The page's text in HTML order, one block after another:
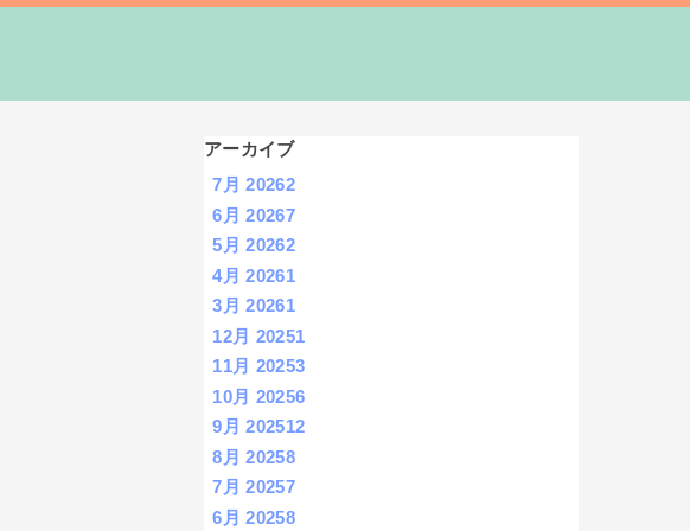
アーカイブ
7月 20262
6月 20267
5月 20262
4月 20261
3月 20261
12月 20251
11月 20253
10月 20256
9月 202512
8月 20258
7月 20257
6月 20258